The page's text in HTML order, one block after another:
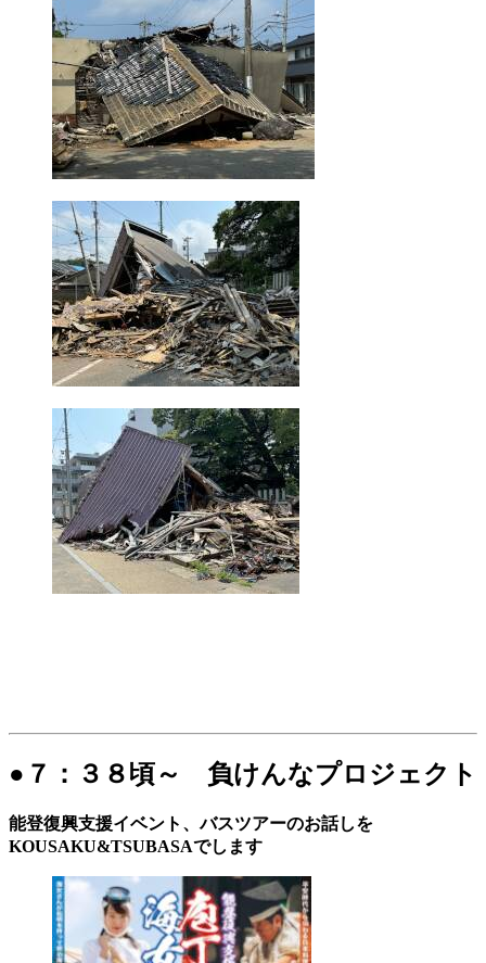
●７：３８頃～ 負けんなプロジェクト
能登復興支援イベント、バスツアーのお話しを
KOUSAKU&TSUBASAでします